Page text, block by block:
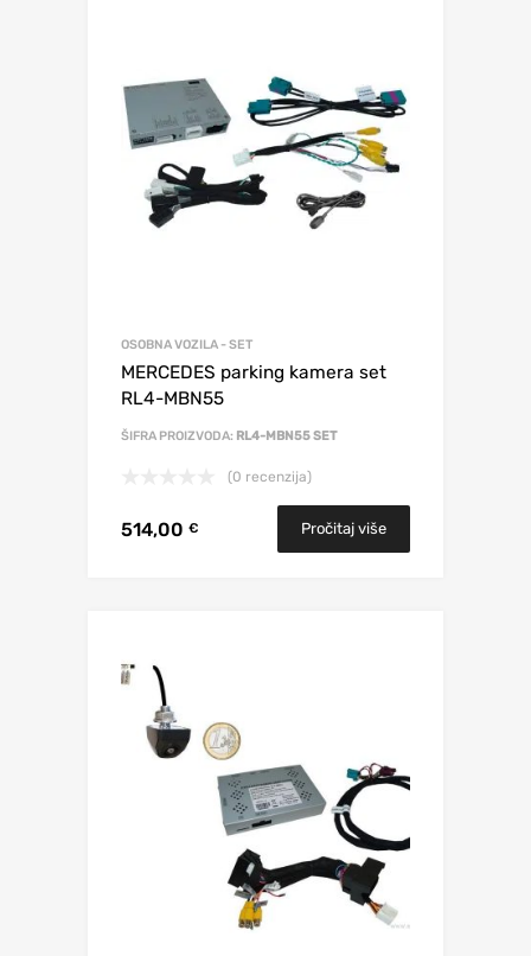
OSOBNA VOZILA - SET
MERCEDES parking kamera set
RL4-MBN55
ŠIFRA PROIZVODA: RL4-MBN55 SET
(0 recenzija)
514,00 € Pročitaj više